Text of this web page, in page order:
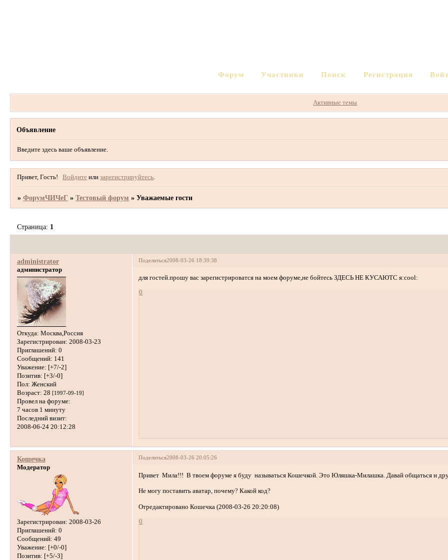
Форум Участники Поиск Регистрация
Активные темы
Объявление
Введите здесь ваше объявление.
Привет, Гость! Войдите илизарегистрируйтесь
»ФорумЧИЧеГ »Тестовый форум »Уважаемые гости
Страница: 1
Поделиться2008-03-26 18:39:38
administrator
администратор
Откуда: Москва,Россия
Зарегистрирован: 2008-03-23
Приглашений: 0
Сообщений: 141
Уважение: [+7/-2]
Позитив: [+3/-0]
Пол: Женский
Возраст: 28 [1997-09-19]
Провел на форуме:
7 часов 1 минуту
Последний визит:
2008-06-24 20:12:28
для гостей.прошу вас зарегистрироватся на моем форуме,не бойтесь ЗДЕСЬ НЕ КУСАЮТС я:cool:
0
Поделиться2008-03-26 20:05:26
Кошечка
Модератор
Зарегистрирован: 2008-03-26
Приглашений: 0
Сообщений: 49
Уважение: [+0/-0]
Позитив: [+5/-3]
Привет Мила!!! В твоем форуме я буду называться Кошечкой. Это Юляшка-Милашка. Давай общаться и
Не могу поставить аватар, почему? Какой код?
Отредактировано Кошечка (2008-03-26 20:20:08)
0